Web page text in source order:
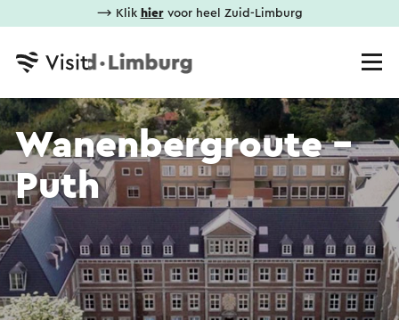
⟶ Klik hiervoor heel Zuid-Limburg
Wanenbergroute -
Puth